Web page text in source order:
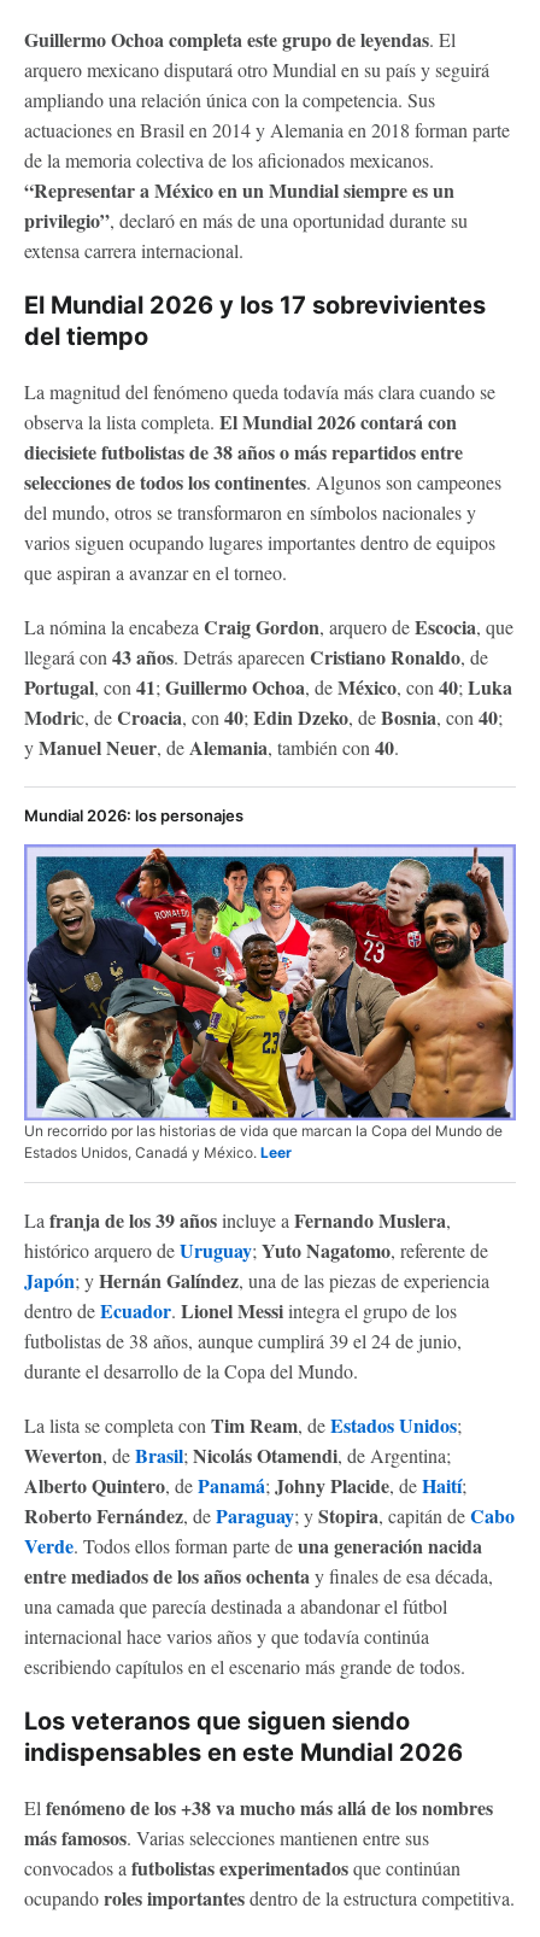
Guillermo Ochoa completa este grupo de leyendas. El
arquero mexicano disputará otro Mundial en su país y seguirá
ampliando una relación única con la competencia. Sus
actuaciones en Brasil en 2014 y Alemania en 2018 forman parte
de la memoria colectiva de los aficionados mexicanos.
“Representar a México en un Mundial siempre es un
privilegio”, declaró en más de una oportunidad durante su
extensa carrera internacional.
El Mundial 2026 y los 17 sobrevivientes
del tiempo
La magnitud del fenómeno queda todavía más clara cuando se
observa la lista completa. El Mundial 2026 contará con
diecisiete futbolistas de 38 años o más repartidos entre
selecciones de todos los continentes. Algunos son campeones
del mundo, otros se transformaron en símbolos nacionales y
varios siguen ocupando lugares importantes dentro de equipos
que aspiran a avanzar en el torneo.
La nómina la encabeza Craig Gordon, arquero deEscocia, que
llegará con 43 años. Detrás aparecen Cristiano Ronaldo, de
Portugal, con 41; Guillermo Ochoa, deMéxico, con 40; Luka
Modric, deCroacia, con 40; Edin Dzeko, deBosnia, con 40;
yManuel Neuer, deAlemania, también con 40.
Mundial 2026: los personajes
Un recorrido por las historias de vida que marcan la Copa del Mundo de
Estados Unidos, Canadá y México. Leer
Lafranja de los 39 añosincluye aFernando Muslera,
histórico arquero deUruguay;Yuto Nagatomo, referente de
Japón; yHernán Galíndez, una de las piezas de experiencia
dentro deEcuador. Lionel Messiintegra el grupo de los
futbolistas de 38 años, aunque cumplirá 39 el 24 de junio,
durante el desarrollo de la Copa del Mundo.
La lista se completa conTim Ream, deEstados Unidos;
Weverton, deBrasil;Nicolás Otamendi, de Argentina;
Alberto Quintero, dePanamá;Johny Placide, deHaití;
Roberto Fernández, deParaguay; yStopira, capitán deCabo
Verde. Todos ellos forman parte deuna generación nacida
entre mediados de los años ochentay finales de esa década,
una camada que parecía destinada a abandonar el fútbol
internacional hace varios años y que todavía continúa
escribiendo capítulos en el escenario más grande de todos.
Los veteranos que siguen siendo
indispensables en este Mundial 2026
Elfenómeno de los +38 va mucho más allá de los nombres
más famosos. Varias selecciones mantienen entre sus
convocados afutbolistas experimentadosque continúan
ocupandoroles importantesdentro de la estructura competitiva.